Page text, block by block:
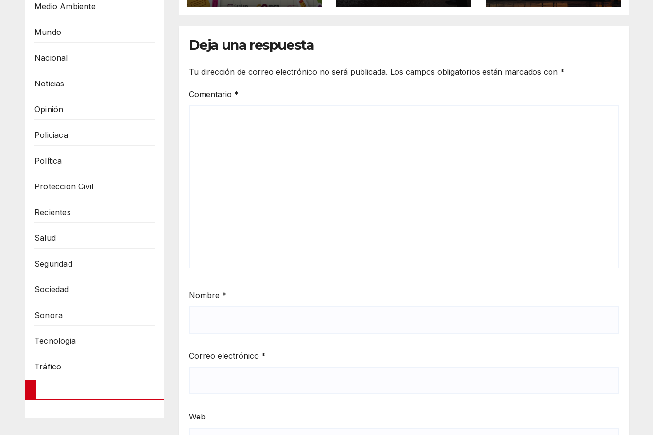
Medio Ambiente
Mundo
Nacional
Noticias
Opinión
Policiaca
Política
Protección Civil
Recientes
Salud
Seguridad
Sociedad
Sonora
Tecnologia
Tráfico
recolección de
Suministrará 20
semana lluviosa y
Deja una respuesta
Tu dirección de correo electrónico no será publicada. Los campos obligatorios están marcados con *
Comentario *
Nombre *
Correo electrónico *
Web